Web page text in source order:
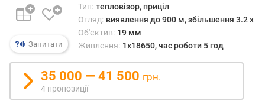
й
м
ч
а
ч
Запитати
Тип: тепловізор, приціл
Огляд: виявлення до 900 м, збільшення 3.2 x
Об'єктив: 19 мм
Живлення: 1x18650, час роботи 5 год
35 000 — 41 500 грн.
4 пропозиції